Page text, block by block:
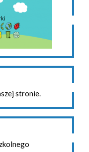
stronie.